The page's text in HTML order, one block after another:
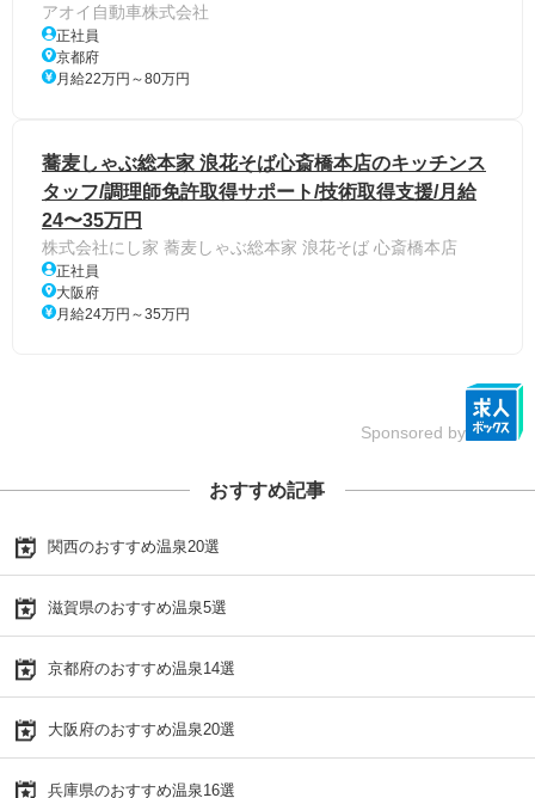
アオイ自動車株式会社
正社員
京都府
月給22万円～80万円
蕎麦しゃぶ総本家 浪花そば心斎橋本店のキッチンス
タッフ/調理師免許取得サポート/技術取得支援/月給
24〜35万円
株式会社にし家 蕎麦しゃぶ総本家 浪花そば 心斎橋本店
正社員
大阪府
月給24万円～35万円
Sponsored by
おすすめ記事
関西のおすすめ温泉20選
滋賀県のおすすめ温泉5選
京都府のおすすめ温泉14選
大阪府のおすすめ温泉20選
兵庫県のおすすめ温泉16選